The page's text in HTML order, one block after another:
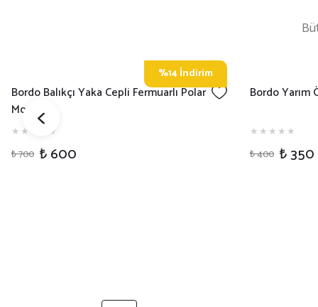
%14 İndirim
Bordo V Yaka İş Tişörtü
₺ 350 ₺ 300
Bordo
₺ 350 ₺ 300